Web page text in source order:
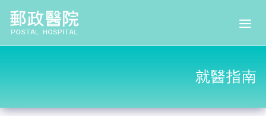
就醫指南